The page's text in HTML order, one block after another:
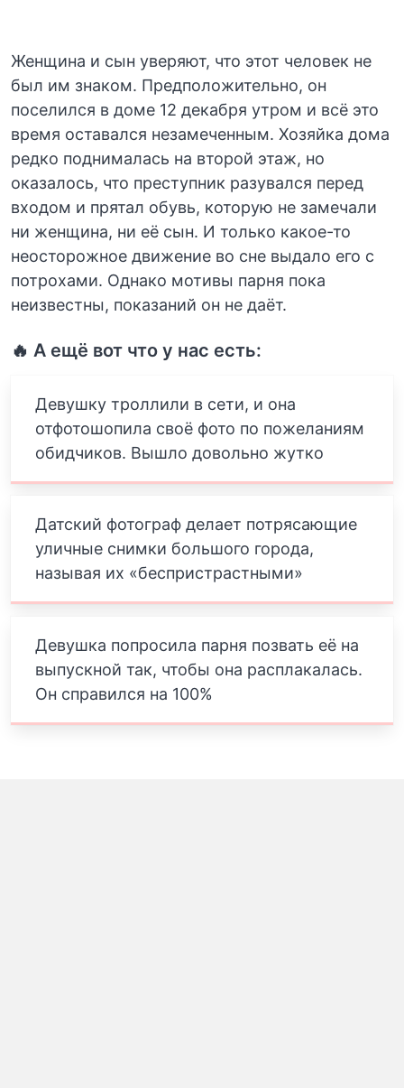
Женщина и сын уверяют, что этот человек не
был им знаком. Предположительно, он
поселился в доме 12 декабря утром и всё это
время оставался незамеченным. Хозяйка дома
редко поднималась на второй этаж, но
оказалось, что преступник разувался перед
входом и прятал обувь, которую не замечали
ни женщина, ни её сын. И только какое-то
неосторожное движение во сне выдало его с
потрохами. Однако мотивы парня пока
неизвестны, показаний он не даёт.
🔥 А ещё вот что у нас есть:
Девушку троллили в сети, и она
отфотошопила своё фото по пожеланиям
обидчиков. Вышло довольно жутко
Датский фотограф делает потрясающие
уличные снимки большого города,
называя их «беспристрастными»
Девушка попросила парня позвать её на
выпускной так, чтобы она расплакалась.
Он справился на 100%